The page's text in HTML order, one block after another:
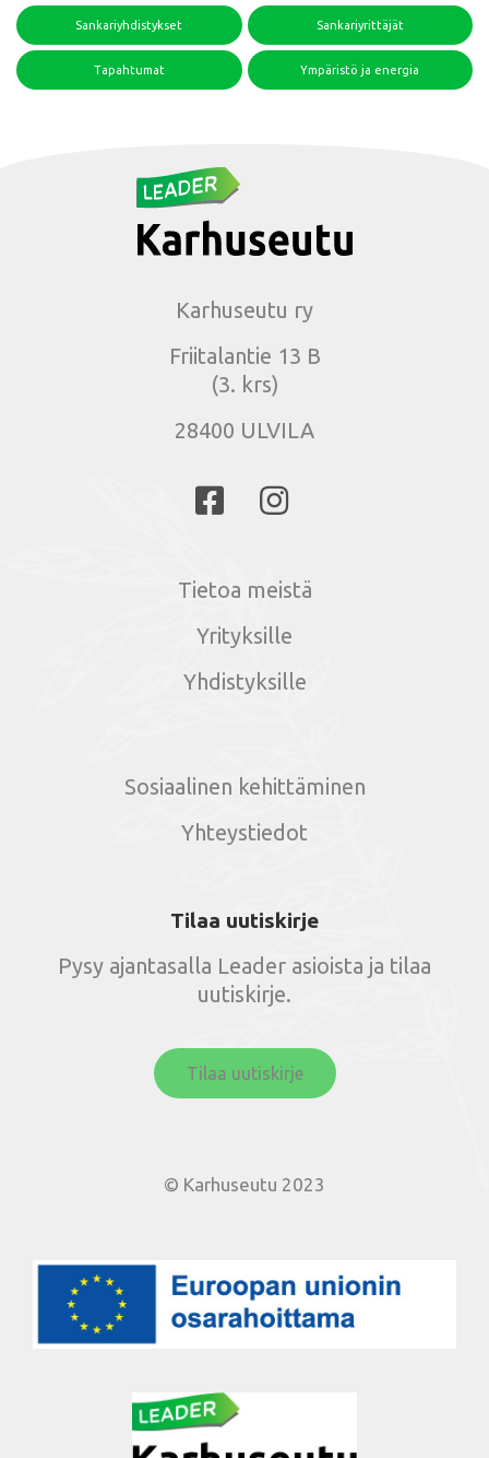
Sankariyhdistykset Sankariyrittäjät
Tapahtumat Ympäristö ja energia
Karhuseutu ry
Friitalantie 13 B
(3. krs)
28400 ULVILA
Tietoa meistä
Yrityksille
Yhdistyksille
Sosiaalinen kehittäminen
Yhteystiedot
Tilaa uutiskirje
Pysy ajantasalla Leader asioista ja tilaa
uutiskirje.
Tilaa uutiskirje
© Karhuseutu 2023